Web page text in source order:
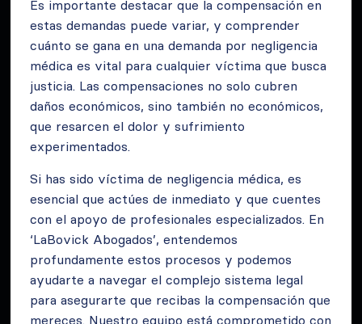
Es importante destacar que la compensación en
estas demandas puede variar, y comprender
cuánto se gana en una demanda por negligencia
médica es vital para cualquier víctima que busca
justicia. Las compensaciones no solo cubren
daños económicos, sino también no económicos,
que resarcen el dolor y sufrimiento
experimentados.
Si has sido víctima de negligencia médica, es
esencial que actúes de inmediato y que cuentes
con el apoyo de profesionales especializados. En
‘LaBovick Abogados’, entendemos
profundamente estos procesos y podemos
ayudarte a navegar el complejo sistema legal
para asegurarte que recibas la compensación que
mereces. Nuestro equipo está comprometido con